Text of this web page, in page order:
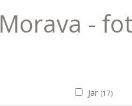
Morava -
Jar (17)